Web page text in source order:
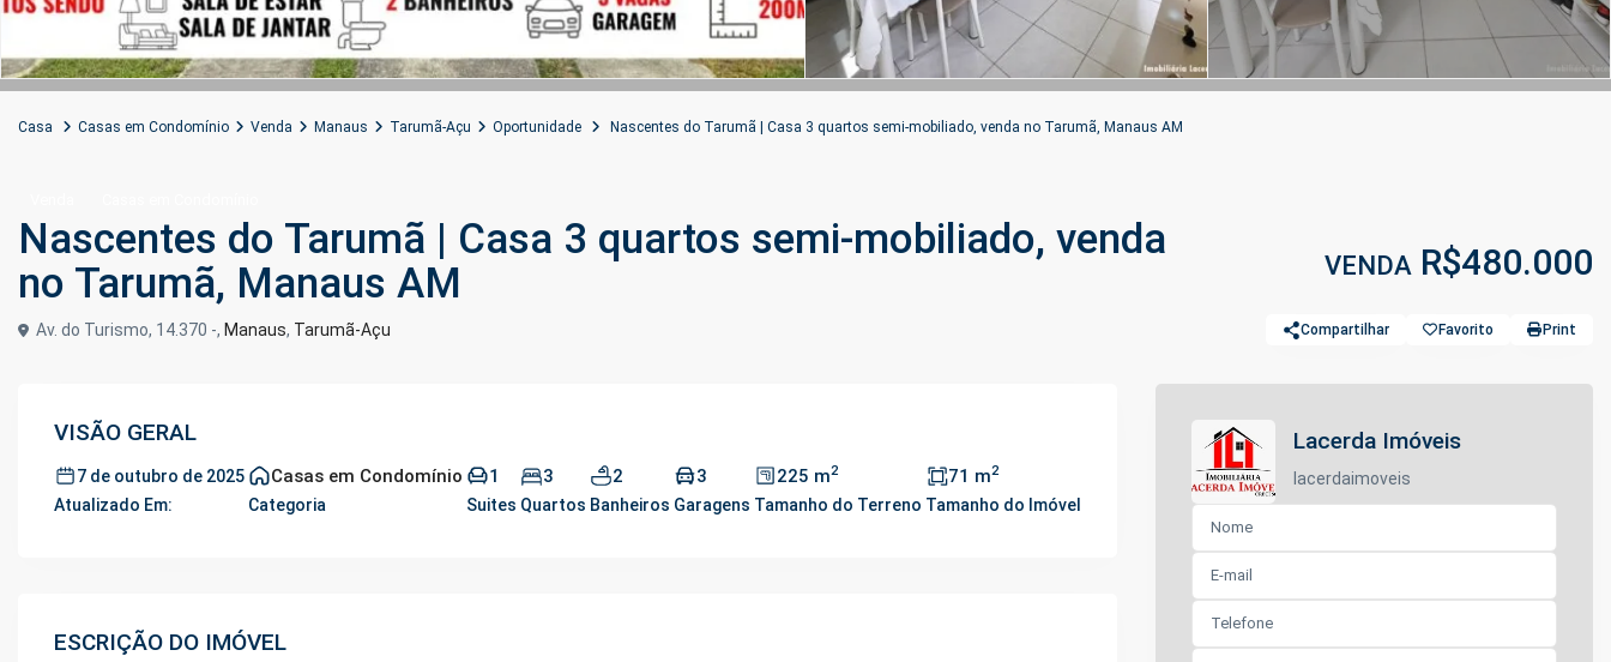
Casa Casas em Condomínio Venda Manaus Tarumã-Açu Oportunidade Nascentes do Tarumã | Casa 3 quartos semi-mobiliado, venda no Tarumã, Manaus AM
Nascentes do Tarumã | Casa 3 quartos semi-mobiliado, venda
no Tarumã, Manaus AM
VENDA R$480.000
Av. do Turismo, 14.370 -, Manaus, Tarumã-Açu Compartilhar Favorito Print
VISÃO GERAL
7 de outubro de 2025
Atualizado Em:
Casas em Condomínio
Categoria
1
Suites
3
Quartos
2
Banheiros
3
Garagens
225 m2
Tamanho do Terreno
71 m2
Tamanho do Imóvel
ESCRIÇÃO DO IMÓVEL
Lacerda Imóveis
lacerdaimoveis